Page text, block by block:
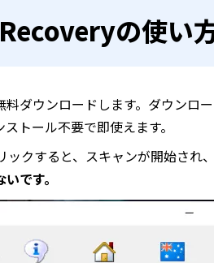
の使い
ダウンロードします。ダウンロ
トール不要で即使えます。
クすると、スキャンが開始され
です。